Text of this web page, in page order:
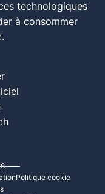
technologiques
à consommer
Politique cookie